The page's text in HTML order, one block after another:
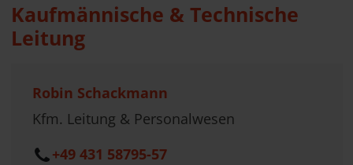
Kaufmännische & Technische
Leitung
Robin Schackmann
Kfm. Leitung & Personalwesen
+49 431 58795-57